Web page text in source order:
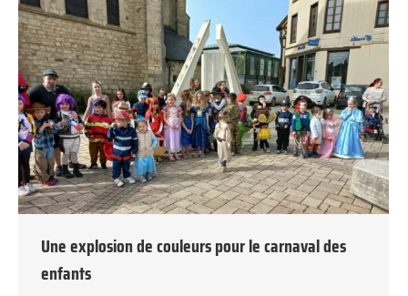
Une explosion de couleurs pour le carnaval des
enfants